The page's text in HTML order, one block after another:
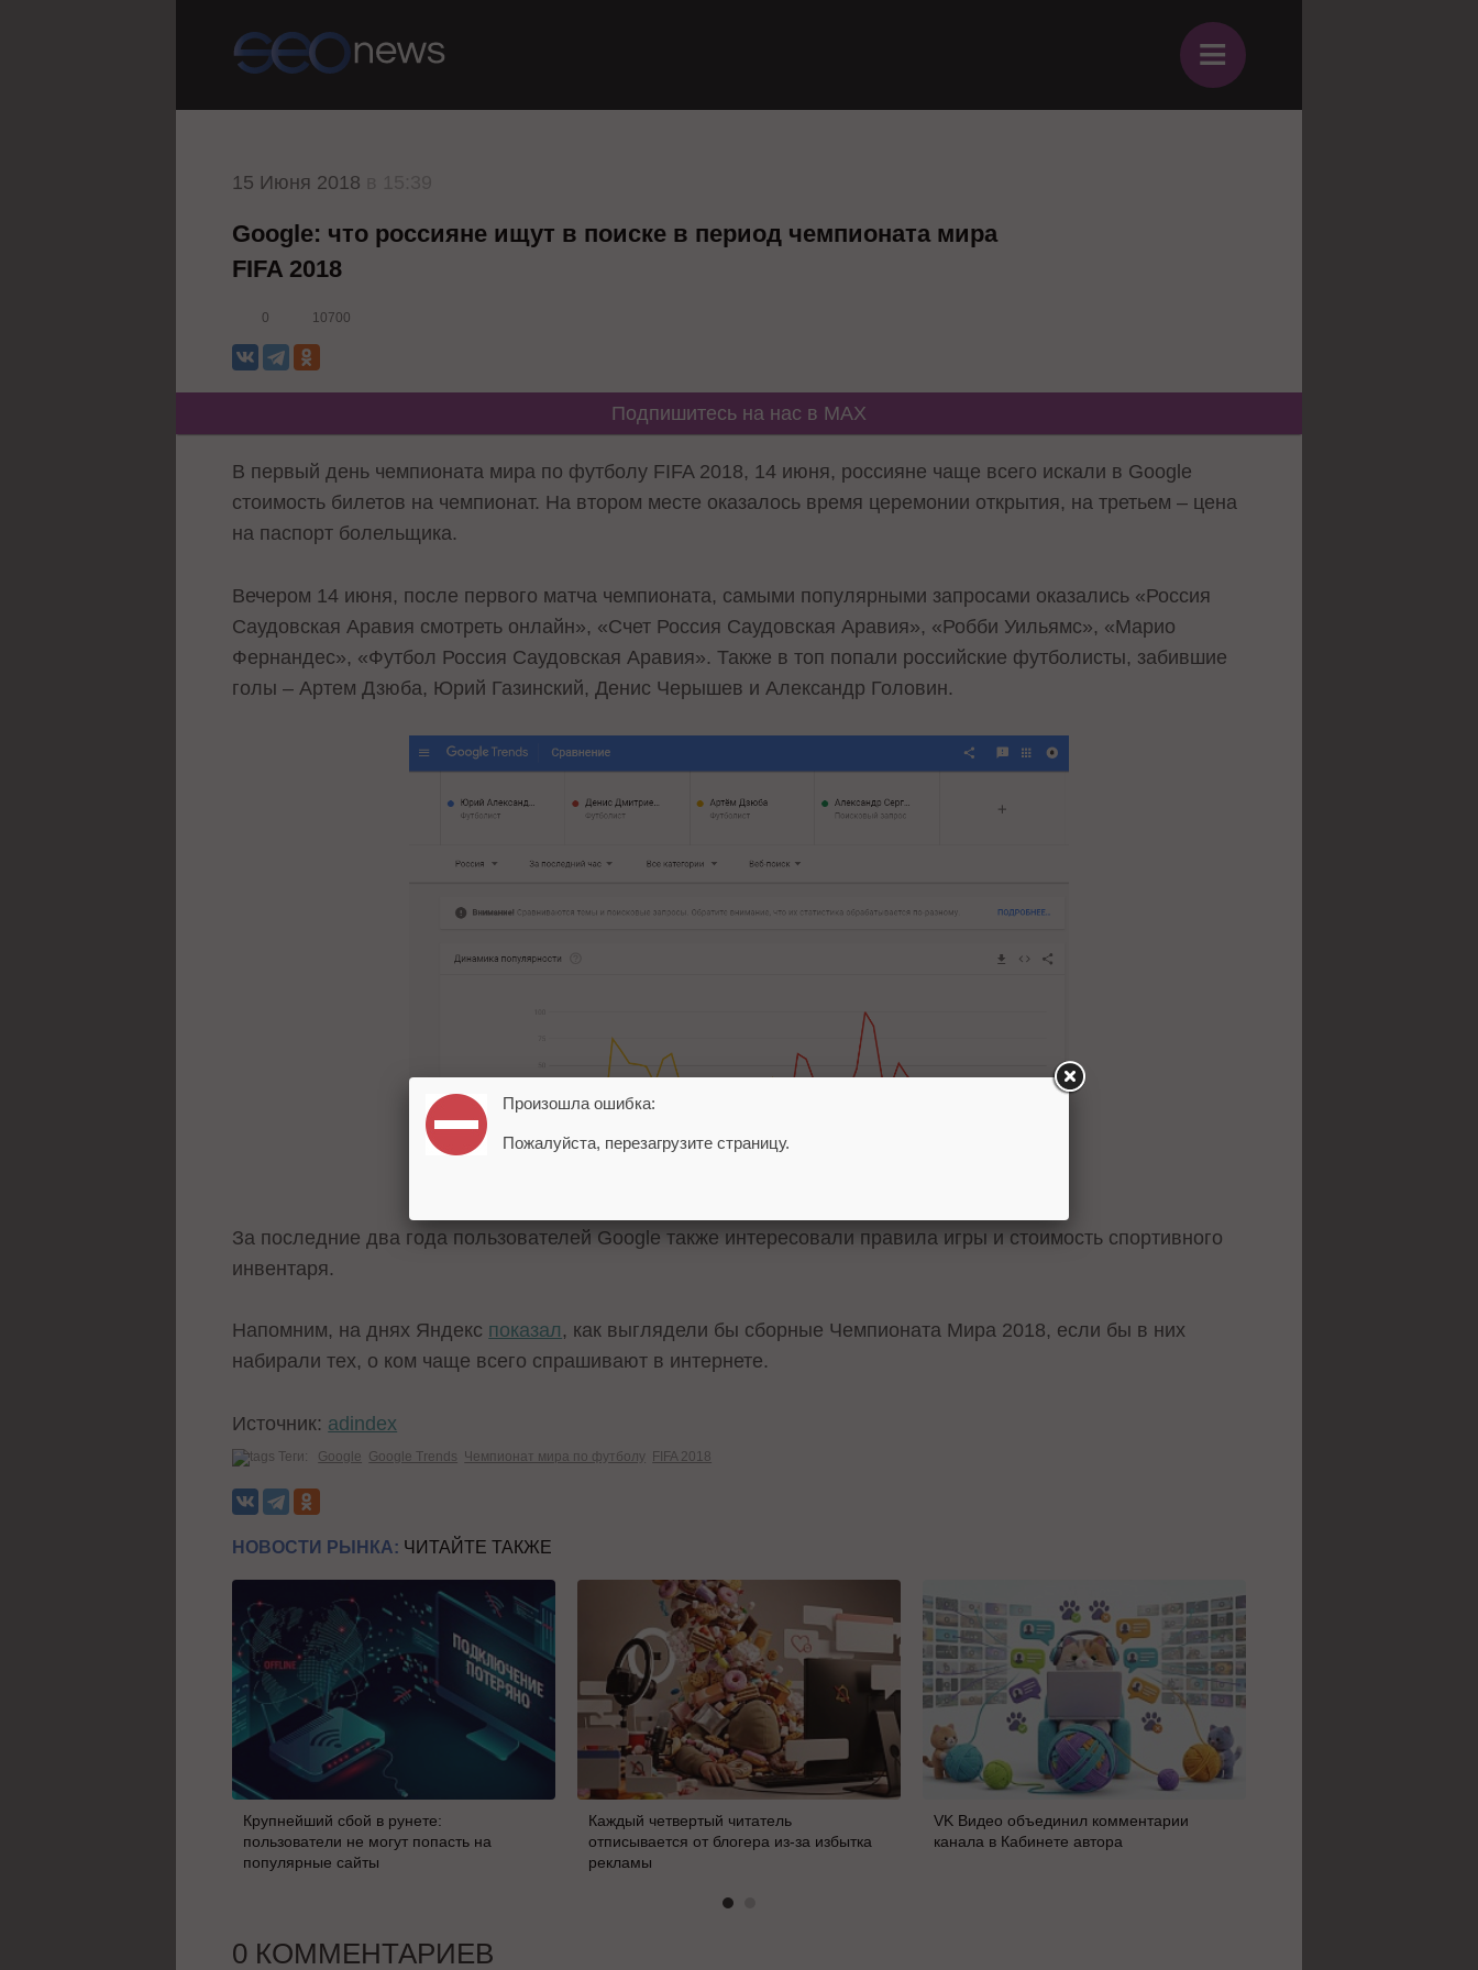
≡
15 Июня 2018
Google: что россияне ищут в поиске в период чемпионата мира
FIFA 2018
0 10700
Подпишитесь на нас в MAX
В первый день чемпионата мира по футболу FIFA 2018, 14 июня, россияне чаще всего искали в Google
стоимость билетов на чемпионат. На втором месте оказалось время церемонии открытия, на третьем – цена
на паспорт болельщика.
Вечером 14 июня, после первого матча чемпионата, самыми популярными запросами оказались «Россия
Саудовская Аравия смотреть онлайн», «Счет Россия Саудовская Аравия», «Робби Уильямс», «Марио
Фернандес», «Футбол Россия Саудовская Аравия». Также в топ попали российские футболисты, забившие
голы – Артем Дзюба, Юрий Газинский, Денис Черышев и Александр Головин.
За последние два года пользователей Google также интересовали правила игры и стоимость спортивного
инвентаря.
Напомним, на днях Яндекс показал , как выглядели бы сборные Чемпионата Мира 2018, если бы в них
набирали тех, о ком чаще всего спрашивают в интернете.
Источник: adindex
Теги: Google Google Trends Чемпионат мира по футболу FIFA 2018
НОВОСТИ РЫНКА: ЧИТАЙТЕ ТАКЖЕ
Крупнейший сбой в рунете:
пользователи не могут попасть на
популярные сайты
Каждый четвертый читатель
отписывается от блогера из-за избытка
рекламы
VK Видео объединил комментарии
канала в Кабинете автора
0 КОММЕНТАРИЕВ
Произошла ошибка:
Пожалуйста, перезагрузите страницу.